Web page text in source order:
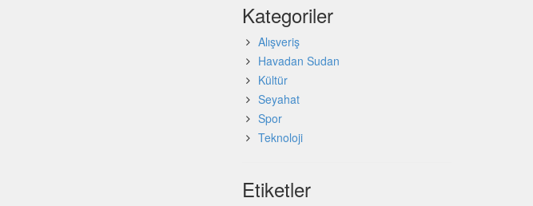
Kategoriler
Alışveriş
Havadan Sudan
Kültür
Seyahat
Spor
Teknoloji
Etiketler